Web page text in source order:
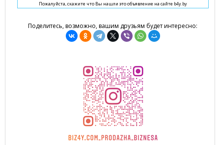
Пожалуйста, скажите что Вы нашли это объявление на сайте b4y.by
Поделитесь, возможно, вашим друзьям будет интересно: